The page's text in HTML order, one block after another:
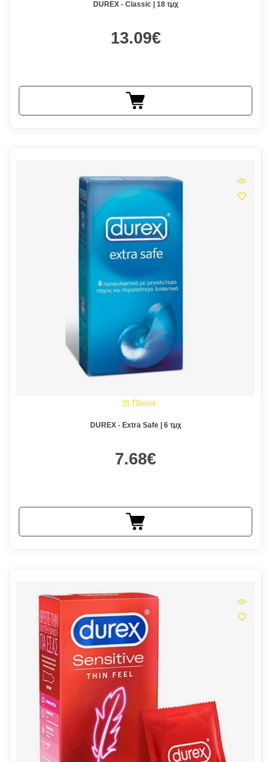
DUREX - Classic | 18 τμχ
13.09€
31 Πόντοι
DUREX - Extra Safe | 6 τμχ
7.68€